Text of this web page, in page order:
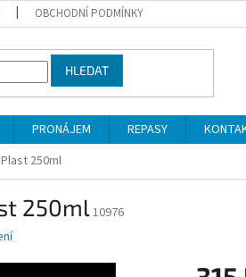
OBCHODNÍ PODMÍNKY
HLEDAT
PRONÁJEM REPASY
250ml
250ml10976